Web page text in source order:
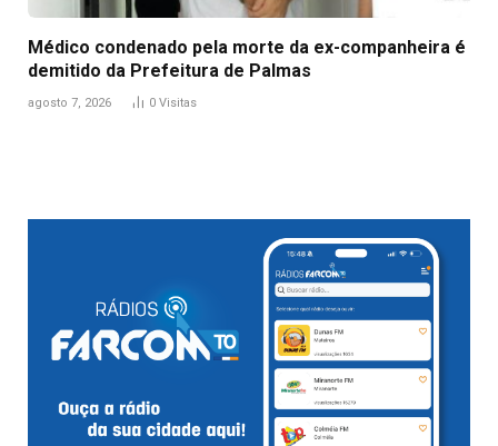
Médico condenado pela morte da ex-companheira é
demitido da Prefeitura de Palmas
agosto 7, 2026 0 Visitas